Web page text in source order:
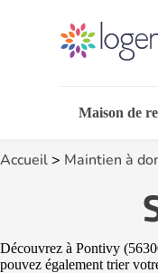
Maison de
Accueil> Maintien à
Découvrez à Pontivy
pouvez également trier